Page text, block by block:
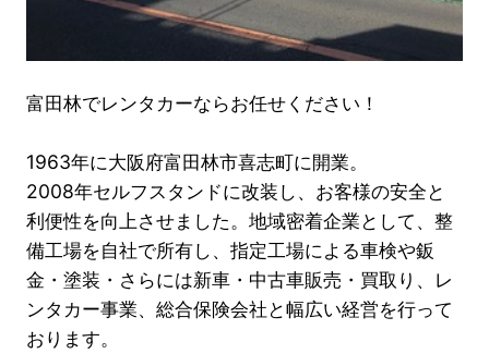
富田林でレンタカーならお任せください！
1963年に大阪府富田林市喜志町に開業。
2008年セルフスタンドに改装し、お客様の安全と
利便性を向上させました。地域密着企業として、整
備工場を自社で所有し、指定工場による車検や鈑
金・塗装・さらには新車・中古車販売・買取り、レ
ンタカー事業、総合保険会社と幅広い経営を行って
おります。